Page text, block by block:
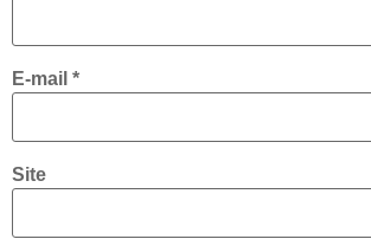
E-mail *
Site